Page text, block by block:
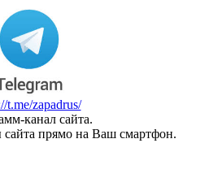
t.me/zapadrus/
канал сайта.
прямо на Ваш смартфон.